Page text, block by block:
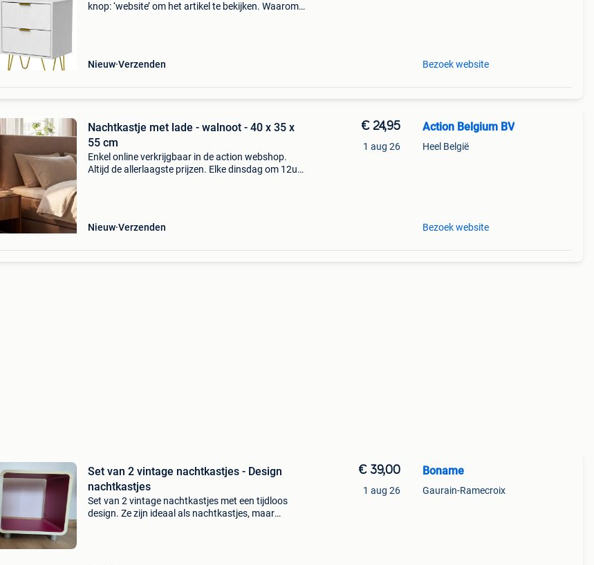
knop: ‘website’ om het artikel te bekijken. Waarom
Nieuw Verzenden Bezoek website
Nachtkastje met lade - walnoot - 40 x 35 x
55 cm
Enkel online verkrijgbaar in de action webshop.
Altijd de allerlaagste prijzen. Elke dinsdag om 12u
Nieuw Verzenden
€ 24,95
1 aug 26
Action Belgium BV
Heel België
Bezoek website
Set van 2 vintage nachtkastjes - Design
nachtkastjes
Set van 2 vintage nachtkastjes met een tijdloos
design. Ze zijn ideaal als nachtkastjes, maar
€ 39,00
1 aug 26
Boname
Gaurain-Ramecroix